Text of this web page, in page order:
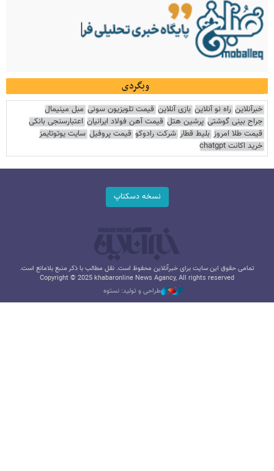
وبگردی
خبرآنلاین راه نو آنلاین بازی آنلاین قیمت تلویزیون سونی مبل مینیمال
جراح بینی گوشتی پرشین هتل قیمت آهن فولاد ایرانیان اعتبارسنجی بانکی
قیمت طلا امروز بلیط قطار شرکت رادوکو قیمت پروفیل سایت یوتوتایمز
خرید اکانت chatgpt
نسخه دسکتاپ
تمامی حقوق این سایت برای خبرآنلاین محفوظ است. نقل مطالب با ذکر منبع بلامانع است.
Copyright © 2025 khabaronline News Agancy, All rights reserved
طراحی و تولید: نستوه